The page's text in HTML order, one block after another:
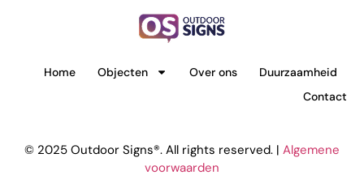
Home Objecten Over ons
Duurzaamheid
Contact
© 2025 Outdoor Signs®. All rights reserved. | Algemene
voorwaarden